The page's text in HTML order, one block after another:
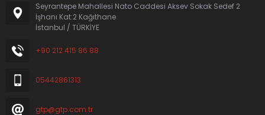
Seyrantepe Mahallesi Nato Caddesi Aksev Sokak Sedef 2
İşhanı Kat:2 Kağıthane
İstanbul / TÜRKİYE
+90 212 415 86 88
05442861313
gtp@gtp.com.tr